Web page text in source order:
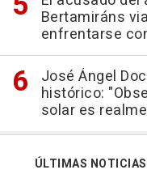
Bertamiráns
enfrentarse
José Ángel
histórico:
solar es
ÚLTIMAS NOTICIAS